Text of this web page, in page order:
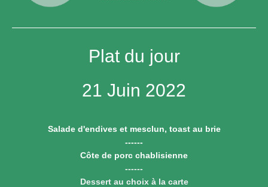
Plat du jour
21 Juin 2022
Salade d'endives et mesclun, toast au brie
------
Côte de porc chablisienne
------
Dessert au choix à la carte